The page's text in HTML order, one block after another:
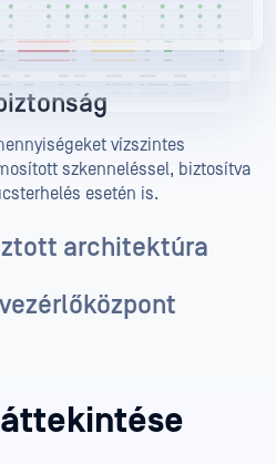
vízszintes
szkenneléssel, biztosítva
esetén is.
architektúra